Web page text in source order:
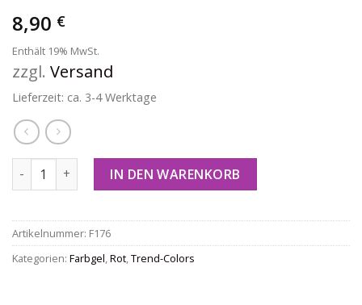
8,90 €
Enthält 19% MwSt.
zzgl. Versand
Lieferzeit: ca. 3-4 Werktage
Farb-Gel 176 MengeIN DEN WARENKORB
Artikelnummer: F176
Kategorien: Farbgel,Rot,Trend-Colors